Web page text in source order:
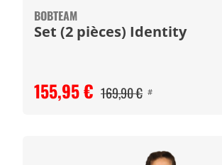
BOBTEAM
Set (2 pièces) Identity
155,95 € 169,90 € #